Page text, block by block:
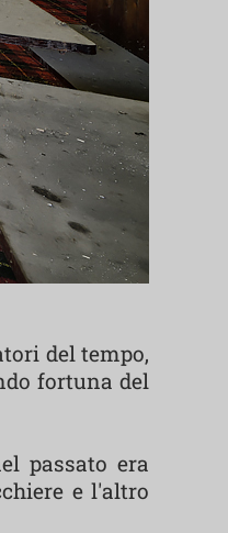
del tempo,
fortuna del
passato era
e l'altro